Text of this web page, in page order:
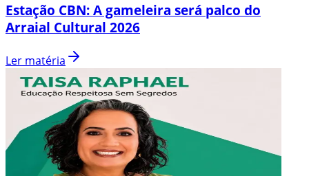
Estação CBN: A gameleira será palco do
Arraial Cultural 2026
Ler matéria